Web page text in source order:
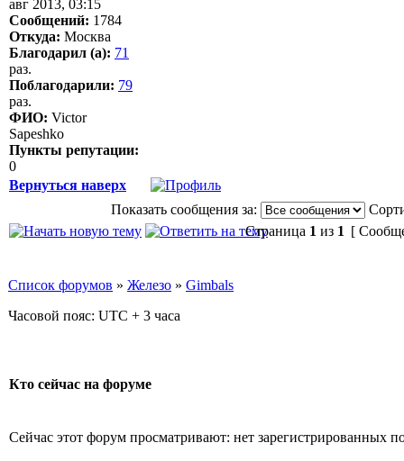
авг 2013, 03:15
Сообщений: 1784
Откуда: Москва
Благодарил (а): 71
раз.
Поблагодарили: 79
раз.
ФИО: Victor
Sapeshko
Пункты репутации:
0
Вернуться наверх
Показать сообщения за:
Страница 1 из 1 [
Список форумов » Железо » Gimbals
Часовой пояс: UTC + 3 часа
Кто сейчас на форуме
Сейчас этот форум просматривают: нет зарегистрированных